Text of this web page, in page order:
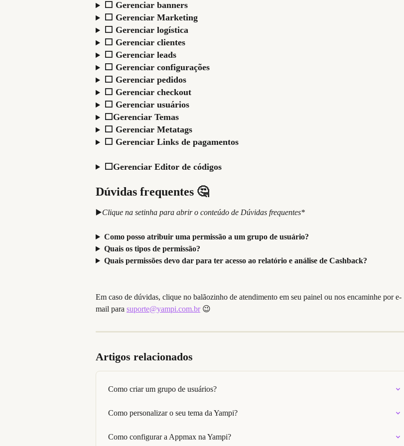
⬜ Gerenciar banners
⬜ Gerenciar Marketing
⬜ Gerenciar logística
⬜ Gerenciar clientes
⬜ Gerenciar leads
⬜ Gerenciar configurações
⬜ Gerenciar pedidos
⬜ Gerenciar checkout
⬜ Gerenciar usuários
⬜Gerenciar Temas
⬜ Gerenciar Metatags
⬜ Gerenciar Links de pagamentos
⬜Gerenciar Editor de códigos
Dúvidas frequentes 🤔
▶️Clique na setinha para abrir o conteúdo de Dúvidas frequentes*
Como posso atribuir uma permissão a um grupo de usuário?
Quais os tipos de permissão?
Quais permissões devo dar para ter acesso ao relatório e análise de Cashback?
Em caso de dúvidas, clique no balãozinho de atendimento em seu painel ou nos encaminhe por e-
mail para suporte@yampi.com.br 😉
Artigos relacionados
Como criar um grupo de usuários?
Como personalizar o seu tema da Yampi?
Como configurar a Appmax na Yampi?